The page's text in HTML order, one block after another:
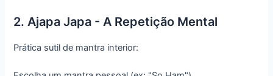
2. Ajapa Japa - A Repetição Mental
Prática sutil de mantra interior: